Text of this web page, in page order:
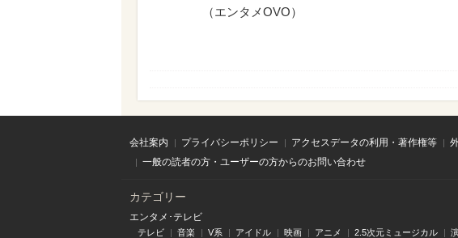
（エンタメOVO）
会社案内 プライバシーポリシー アクセスデータの利用・著作権等
一般の読者の方・ユーザーの方からのお問い合わせ
カテゴリー
エンタメ･テレビ
テレビ 音楽 V系 アイドル 映画 アニメ 2.5次元ミュージカル